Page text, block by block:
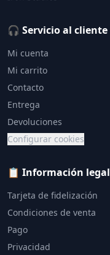
🎧 Servicio al cliente
Mi cuenta
Mi carrito
Contacto
Entrega
Devoluciones
Configurar cookies
📋 Información legal
Tarjeta de fidelización
Condiciones de venta
Pago
Privacidad